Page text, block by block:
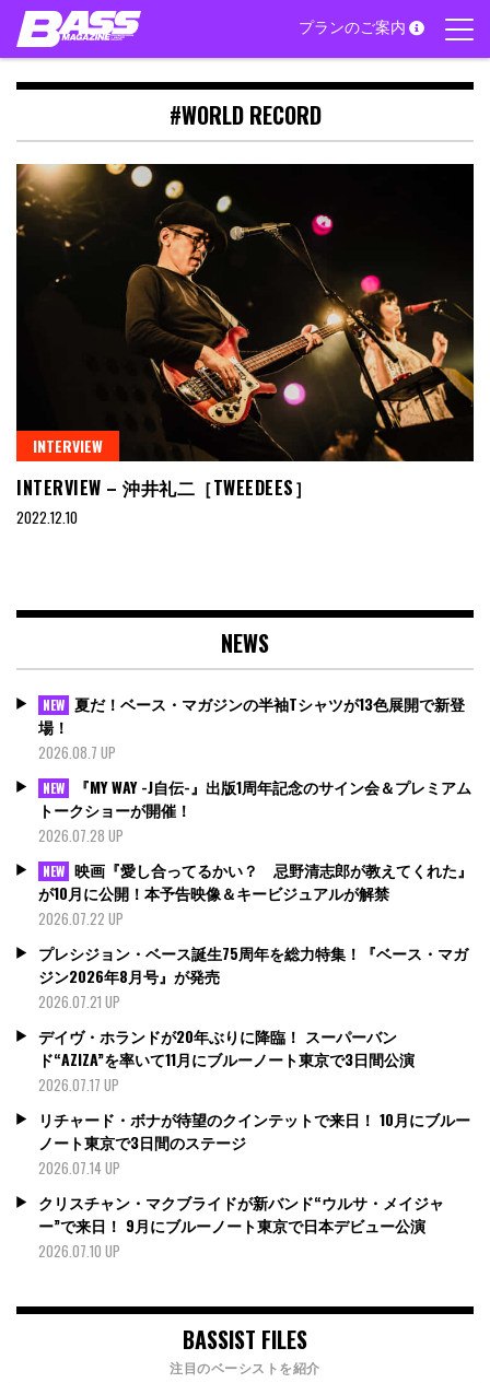
Skip
content
プランのご案内
#WORLD RECORD
INTERVIEW
INTERVIEW – 沖井礼二［TWEEDEES］
2022.12.10
NEWS
NEW 夏だ！ベース・マガジンの半袖Tシャツが13色展開で新登
場！
2026.08.7 UP
NEW
『MY WAY -J自伝-』出版1周年記念のサイン会＆プレミアム
トークショーが開催！
2026.07.28 UP
NEW 映画『愛し合ってるかい？ 忌野清志郎が教えてくれた』
が10月に公開！本予告映像＆キービジュアルが解禁
2026.07.22 UP
プレシジョン・ベース誕生75周年を総力特集！『ベース・マガ
ジン2026年8月号』が発売
2026.07.21 UP
デイヴ・ホランドが20年ぶりに降臨！ スーパーバン
ド“AZIZA”を率いて11月にブルーノート東京で3日間公演
2026.07.17 UP
リチャード・ボナが待望のクインテットで来日！ 10月にブルー
ノート東京で3日間のステージ
2026.07.14 UP
クリスチャン・マクブライドが新バンド“ウルサ・メイジャ
ー”で来日！ 9月にブルーノート東京で日本デビュー公演
2026.07.10 UP
BASSIST FILES
注目のベーシストを紹介